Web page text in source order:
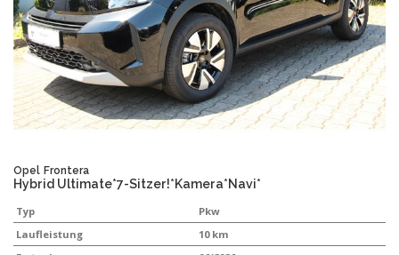
Opel Frontera
Hybrid Ultimate*7-Sitzer!*Kamera*Navi*
Typ
Pkw
Laufleistung
10 km